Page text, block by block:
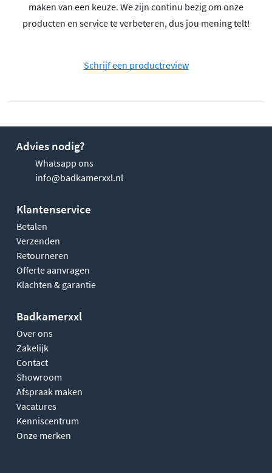
maken van een keuze. We zijn continu bezig om onze
producten en service te verbeteren, dus jou mening telt!
Schrijf een productreview
Advies nodig?
Whatsapp ons
info@badkamerxxl.nl
Klantenservice
Betalen
Verzenden
Retourneren
Offerte aanvragen
Klachten & garantie
Badkamerxxl
Over ons
Zakelijk
Contact
Showroom
Afspraak maken
Vacatures
Kenniscentrum
Onze merken